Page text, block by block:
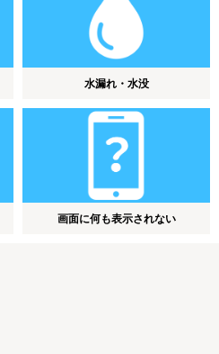
水漏れ・水没
画面に何も表示されない